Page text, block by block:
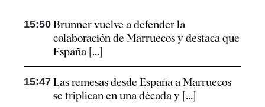
15:50 Brunner vuelve a defender la
colaboración de Marruecos y destaca que
España [...]
15:47 Las remesas desde España a Marruecos
se triplican en una década y [...]